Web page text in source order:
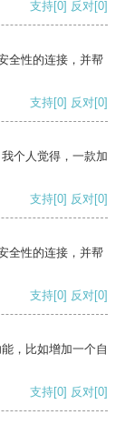
支持[0] 反对[0]
全性的连接，并帮
支持[0] 反对[0]
个人觉得，一款加
支持[0] 反对[0]
全性的连接，并帮
支持[0] 反对[0]
，比如增加一个自
支持[0] 反对[0]